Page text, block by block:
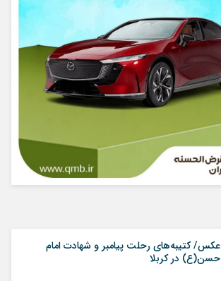
عکس/ کتیبه‌های رحلت پیامبر و شهادت امام
حسن(ع) در کربلا